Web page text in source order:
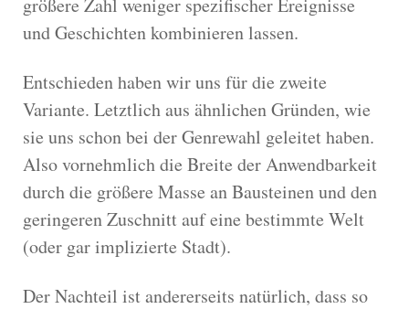
größere Zahl weniger spezifischer Ereignisse
und Geschichten kombinieren lassen.
Entschieden haben wir uns für die zweite
Variante. Letztlich aus ähnlichen Gründen, wie
sie uns schon bei der Genrewahl geleitet haben.
Also vornehmlich die Breite der Anwendbarkeit
durch die größere Masse an Bausteinen und den
geringeren Zuschnitt auf eine bestimmte Welt
(oder gar implizierte Stadt).
Der Nachteil ist andererseits natürlich, dass so